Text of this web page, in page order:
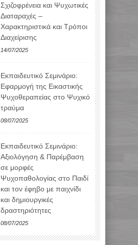
Σχιζοφρένεια και Ψυχωτικές
Διαταραχές –
Χαρακτηριστικά και Τρόποι
Διαχείρισης
14/07/2025
Εκπαιδευτικό Σεμινάριο:
Εφαρμογή της Εικαστικής
Ψυχοθεραπείας στο Ψυχικό
τραύμα
08/07/2025
Εκπαιδευτικό Σεμινάριο:
Αξιολόγηση & Παρέμβαση
σε μορφές
Ψυχοπαθολογίας στο Παιδί
και τον έφηβο με παιχνίδι
και δημιουργικές
δραστηριότητες
08/07/2025